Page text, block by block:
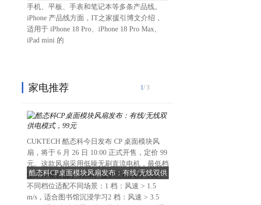
OLED面板
手机、平板、手表和笔记本等多条产品线。
iPhone 产品线方面，IT之家援引博文介绍，
适用于 iPhone 18 Pro、iPhone 18 Pro Max、
iPad mini 的
家电推荐
酷态科CP桌面模块风扇发布：有线/无线双供
电模式，99元
CUKTECH 酷态科今日发布 CP 桌面模块风
扇，将于 6 月 26 日 10:00 正式开售，定价 99
元。这款风扇采用低噪无刷直流电机，最低档
位工作噪音低于 22dB。提供三档风力可调，
不同档位适配不同场景：1 档：风速 > 1.5
m/s，适合图书馆沉浸学习2 档：风速 > 3.5
1/ 3